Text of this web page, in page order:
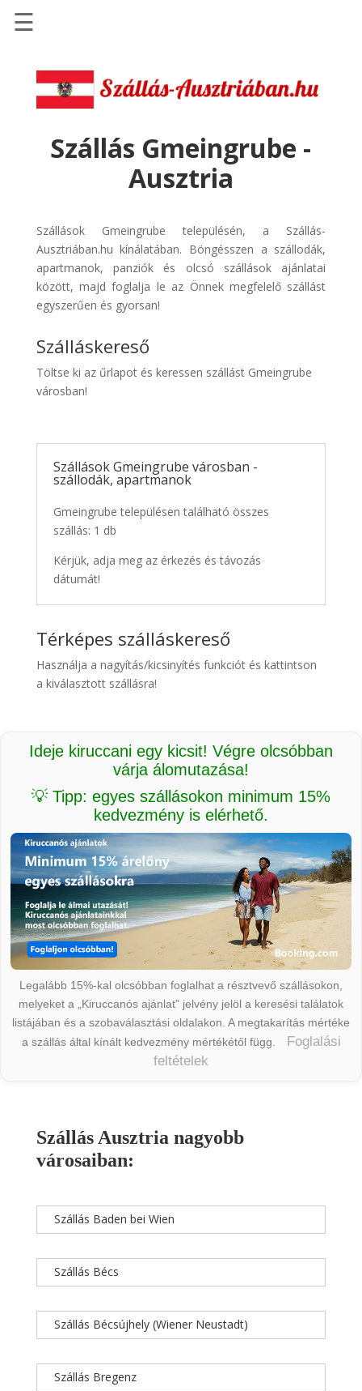
Szállások
Szállásinfo.eu
Repülőjegy
pénzvisszatérítéssel
Discover
Cars
Transzfer
Kiwi
Taxi
☰
Szállás Gmeingrube -
Ausztria
Szállások Gmeingrube településén, a Szállás-
Ausztriában.hu kínálatában. Böngésszen a szállodák,
apartmanok, panziók és olcsó szállások ajánlatai
között, majd foglalja le az Önnek megfelelő szállást
egyszerűen és gyorsan!
Szálláskereső
Töltse ki az űrlapot és keressen szállást Gmeingrube
városban!
Szállások Gmeingrube városban -
szállodák, apartmanok
Gmeingrube településen található összes
szállás: 1 db
Kérjük, adja meg az érkezés és távozás
dátumát!
Térképes szálláskereső
Használja a nagyítás/kicsinyítés funkciót és kattintson
a kiválasztott szállásra!
Ideje kiruccani egy kicsit! Végre olcsóbban
várja álomutazása!
💡 Tipp: egyes szállásokon minimum 15%
kedvezmény is elérhető.
Legalább 15%-kal olcsóbban foglalhat a résztvevő szállásokon,
melyeket a „Kiruccanós ajánlat” jelvény jelöl a keresési találatok
listájában és a szobaválasztási oldalakon. A megtakarítás mértéke
a szállás által kínált kedvezmény mértékétől függ.
Foglalási
feltételek
Szállás Ausztria nagyobb
városaiban:
Szállás Baden bei Wien
Szállás Bécs
Szállás Bécsújhely (Wiener Neustadt)
Szállás Bregenz